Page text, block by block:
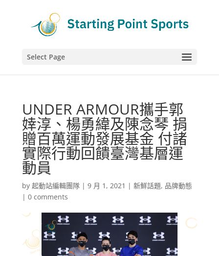
Select Page
UNDER ARMOUR攜手郭
婞淳、楊勇緯及陳念琴 捐
贈百萬運動發展基金 付諸
實際行動回饋臺灣基層運
動員
by 起動站編輯團隊| 9 月 1, 2021 | 新鮮話題, 品牌動態
| 0 comments